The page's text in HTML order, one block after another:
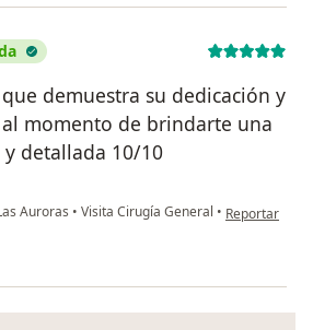
demuestra su dedicación y
momento de brindarte una
detallada 10/10
Auroras • Visita Cirugía General • en opinión del
Reportar